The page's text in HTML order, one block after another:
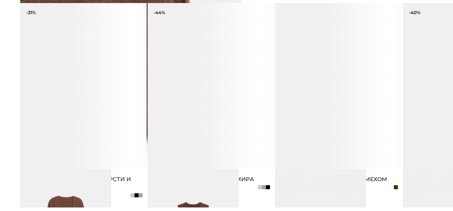
-31%
КАРДИГАН НА ЗАПАХ ИЗ ШЕРСТИ И
12 990 ₽
-44%
ЖИЛЕТ ИЗ ШЕРСТИ И КАШЕМИРА БАЛЕТКИ С НАТУРАЛЬНЫМ МЕХОМ
-40%